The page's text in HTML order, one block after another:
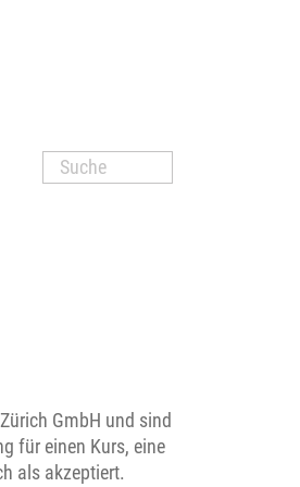
GmbH und sind
für einen Kurs, eine
als akzeptiert.